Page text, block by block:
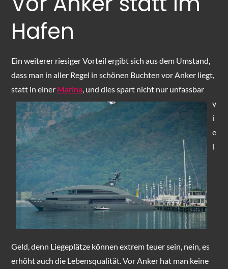
Hafen
Ein weiterer riesiger Vorteil ergibt sich aus dem Umstand,
dass man in aller Regel in schönen Buchten vor Anker liegt,
statt in einer Marina, und dies spart nicht nur unfassbar
v
i
e
l
Geld, denn Liegeplätze können extrem teuer sein, nein, es
erhöht auch die Lebensqualität. Vor Anker hat man keine